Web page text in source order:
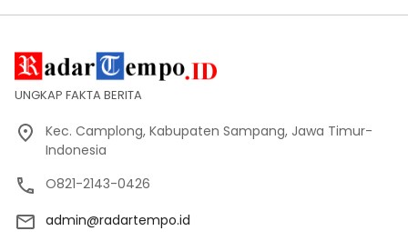
UNGKAP FAKTA BERITA
Kec. Camplong, Kabupaten Sampang, Jawa Timur-
Indonesia
O821-2143-0426
admin@radartempo.id